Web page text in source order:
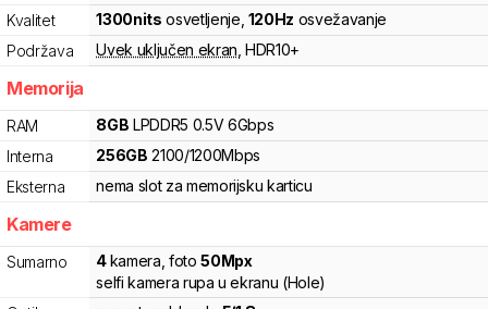
Kvalitet
1300nits osvetljenje 120Hz osvežavanje
Podržava
Uvek uključen ekran ,HDR10+
Memorija
RAM 8GB LPDDR5 0.5V 6Gbps
Interna
256GB 2100/1200Mbps
Eksterna
nema slot za memorijsku karticu
Kamere
Sumarno 4kamera foto50Mpx
selfi kamera rupa u ekranu (Hole)